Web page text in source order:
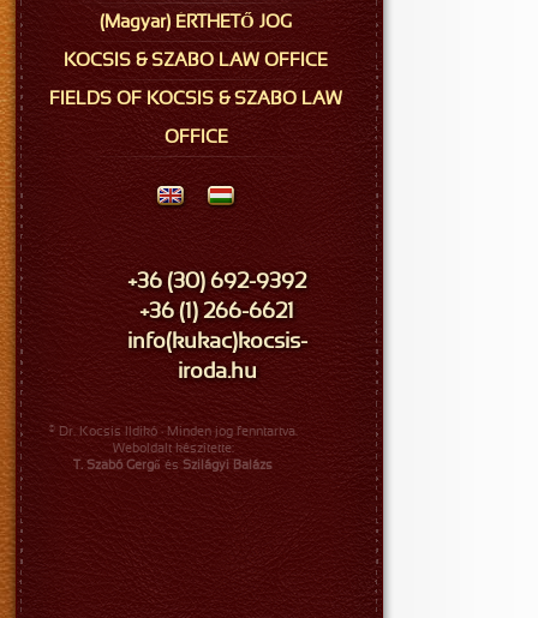
(Magyar) ÉRTHETŐ JOG
KOCSIS & SZABO LAW OFFICE
FIELDS OF KOCSIS & SZABO LAW
OFFICE
+36 (30) 692-9392
+36 (1) 266-6621
info(kukac)kocsis-
iroda.hu
© Dr. Kocsis Ildikó · Minden jog fenntartva.
Weboldalt készítette:
T. Szabó Gergő és Szilágyi Balázs